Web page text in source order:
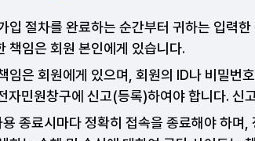
입 절차를 완료하는 순간부터 귀하는 입력
책임은 회원 본인에게 있습니다.
임은 회원에게 있으며, 회원의 ID나 비밀번
원창구에 신고(등록)하여야 합니다. 신
종료시마다 정확히 접속을 종료해야 하